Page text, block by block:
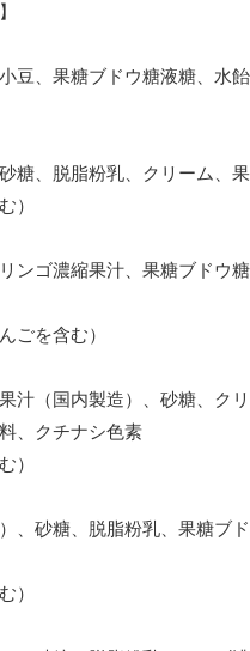
豆、果糖ブドウ糖液糖、水
糖、脱脂粉乳、クリーム、
）
ンゴ濃縮果汁、果糖ブドウ
ごを含む）
汁（国内製造）、砂糖、ク
、クチナシ色素
）
、砂糖、脱脂粉乳、果糖ブ
）